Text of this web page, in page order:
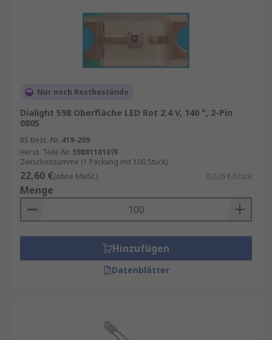
Nur noch Restbestände
Dialight 598 Oberfläche LED Rot 2.4 V, 140 °, 2-Pin
0805
RS Best.-Nr. 419-209
Herst. Teile-Nr. 5988110107F
Zwischensumme (1 Packung mit 100 Stück)
22,60 €(ohne MwSt.) 0,226 €/Stück
Menge
Hinzufügen
Datenblätter